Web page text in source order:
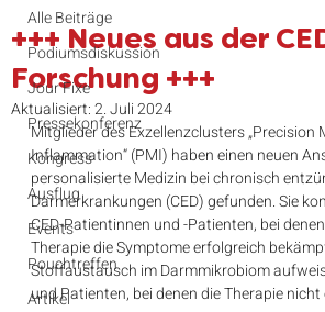
Alle Beiträge
Podiumsdiskussion
Jour Fixe
Pressekonferenz
Kongress
Ausflug
Events
Pouchtreffen
Artikel
+++ Neues aus der
Forschung +++
Aktualisiert:2. Juli 2024
Mitglieder des Exzellenzclusters „Precision
Inflammation“ (PMI) haben einen neuen
personalisierte Medizin bei chronisch
Darmerkrankungen (CED) gefunden. Sie
CED-Patientinnen und -Patienten, bei
Therapie die Symptome erfolgreich
Stoffaustausch im Darmmikrobiom
und Patienten, bei denen die Therapie